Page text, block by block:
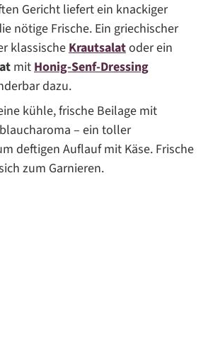
Gericht liefert ein knackiger
nötige Frische. Ein griechischer
klassischeKrautsalatoder ein
mitHonig-Senf-Dressing
dazu.
kühle, frische Beilage mit
– ein toller
deftigen Auflauf mit Käse. Frische
zum Garnieren.